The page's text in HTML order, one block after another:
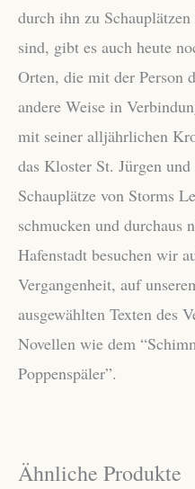
durch ihn zu
sind, gibt es auch heute
Orten, die mit der Person
andere Weise in
mit seiner alljährlichen
das Kloster St. Jürgen
Schauplätze von Storms
schmucken und durchaus
Hafenstadt besuchen wir
Vergangenheit, auf
ausgewählten Texten des
Novellen wie dem
Poppenspäler”.
Ähnliche Produkte